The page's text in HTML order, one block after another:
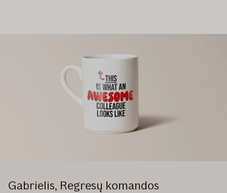
Gabrielis, Regresų komandos